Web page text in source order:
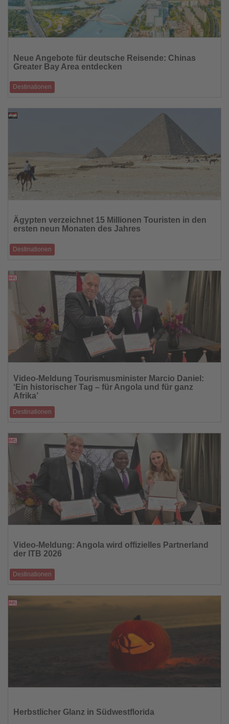
die
Nachrichten
Neue Angebote für deutsche Reisende: Chinas
Greater Bay Area entdecken
Destinationen
erleben
die
Nachrichten
Ägypten verzeichnet 15 Millionen Touristen in den
ersten neun Monaten des Jahres
Destinationen
Besucherzahlen weiter
16.10.2025
Sie
die
Nachrichten
Video-Meldung Tourismusminister Marcio Daniel:
‘Ein historischer Tag – für Angola und für ganz
Afrika’
Destinationen
bekanntgegeben – ein Ereign
die
Nachrichten
Video-Meldung: Angola wird offizielles Partnerland
der ITB 2026
Destinationen
Unabhängigkeit
die
Nachrichten
Herbstlicher Glanz in Südwestflorida